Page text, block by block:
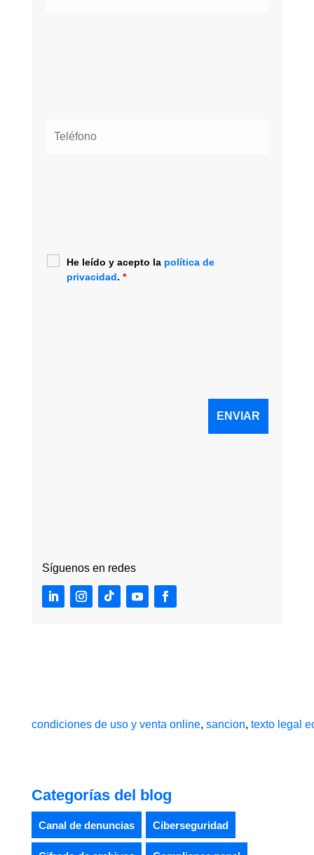
He leído y acepto la política de
privacidad. *
Síguenos en redes
condiciones de uso y venta online, sancion, texto legal
Categorías del blog
Canal de denuncias Ciberseguridad